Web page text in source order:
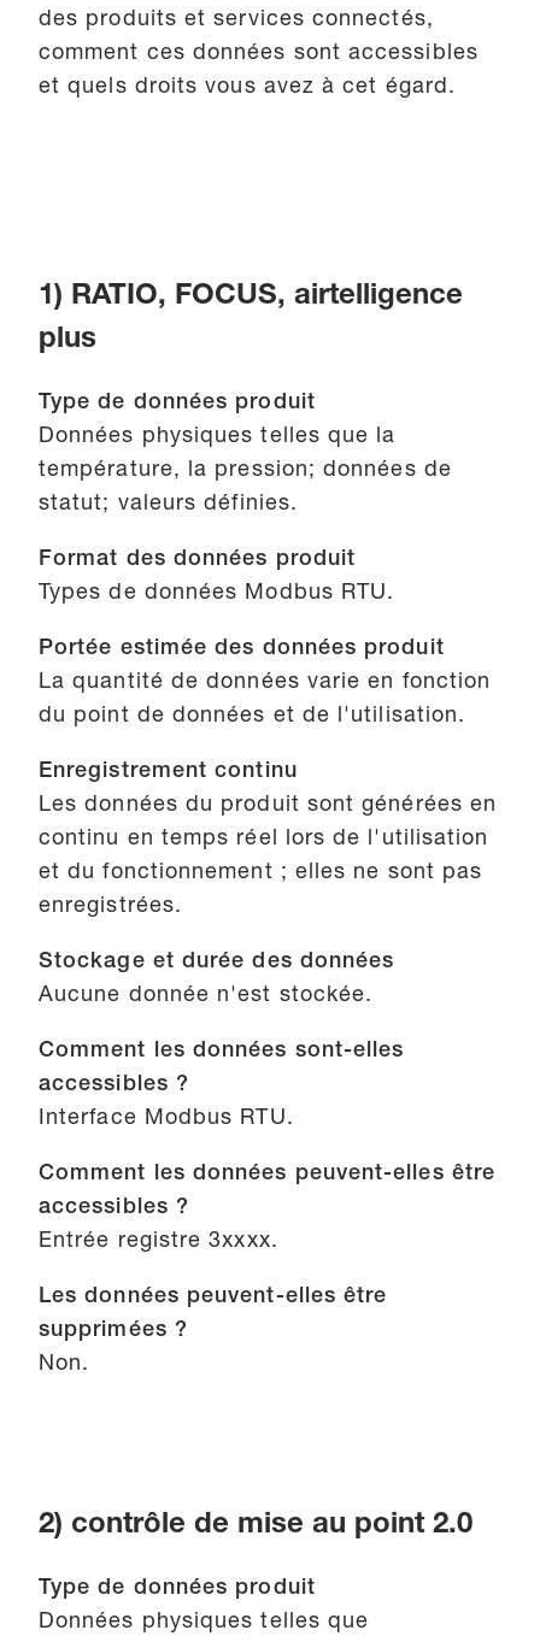
des produits et services connectés,
comment ces données sont accessibles
et quels droits vous avez à cet égard.
1) RATIO, FOCUS, airtelligence
plus
Type de données produit
Données physiques telles que la
température, la pression; données de
statut; valeurs définies.
Format des données produit
Types de données Modbus RTU.
Portée estimée des données produit
La quantité de données varie en fonction
du point de données et de l'utilisation.
Enregistrement continu
Les données du produit sont générées en
continu en temps réel lors de l'utilisation
et du fonctionnement ; elles ne sont pas
enregistrées.
Stockage et durée des données
Aucune donnée n'est stockée.
Comment les données sont-elles
accessibles ?
Interface Modbus RTU.
Comment les données peuvent-elles être
accessibles ?
Entrée registre 3xxxx.
Les données peuvent-elles être
supprimées ?
Non.
2) contrôle de mise au point 2.0
Type de données produit
Données physiques telles que